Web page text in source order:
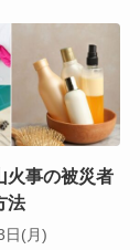
火事の被災者
法
日(月)